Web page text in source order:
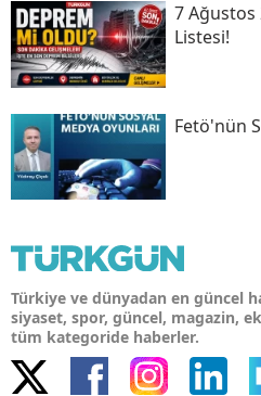
7 Ağustos
Listesi!
Fetö'nün
Türkiye ve dünyadan en güncel
siyaset, spor, güncel, magazin,
tüm kategoride haberler.